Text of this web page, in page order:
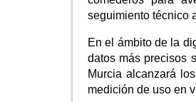
seguimiento técnico
En el ámbito de la
datos más precisos
Murcia alcanzará
medición de uso en